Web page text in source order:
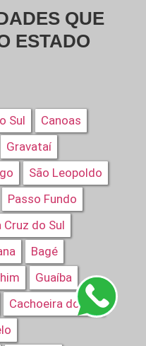
QUE
ESTADO
Sul
Canoas
Gravataí
São Leopoldo
Passo Fundo
Cruz do Sul
Bagé
Guaíba
Cachoeira do Sul